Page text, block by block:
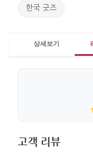
한국 굿즈
상세보기
고객 리뷰